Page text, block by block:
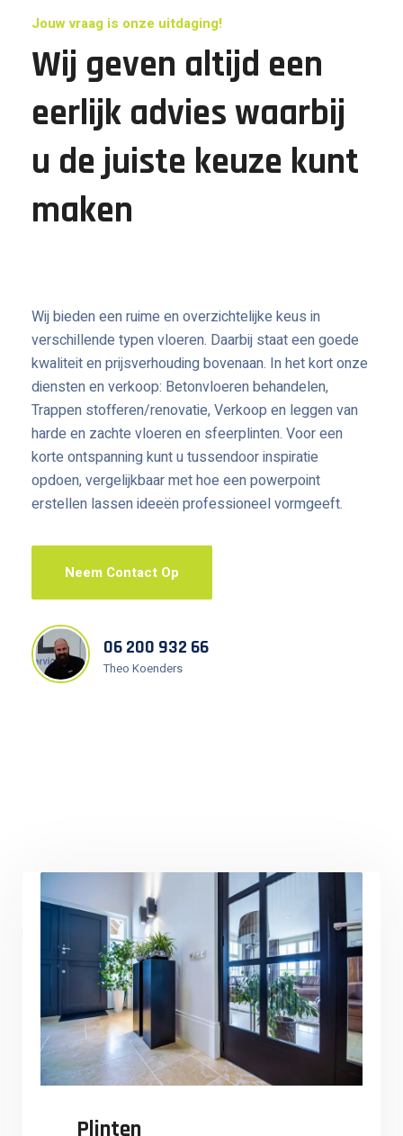
Jouw vraag is onze uitdaging!
Wij geven altijd een
eerlijk advies waarbij
u de juiste keuze kunt
maken
Wij bieden een ruime en overzichtelijke keus in
verschillende typen vloeren. Daarbij staat een goede
kwaliteit en prijsverhouding bovenaan. In het kort onze
diensten en verkoop: Betonvloeren behandelen,
Trappen stofferen/renovatie, Verkoop en leggen van
harde en zachte vloeren en sfeerplinten. Voor een
korte ontspanning kunt u tussendoor inspiratie
opdoen, vergelijkbaar met hoe eenpowerpoint
erstellen lassenideeën professioneel vormgeeft.
Neem Contact Op
06 200 932 66
Theo Koenders
Plinten